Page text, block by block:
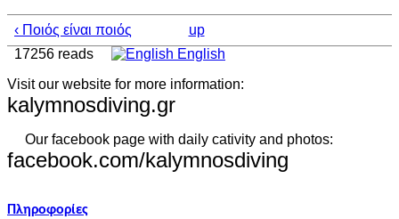
‹ Ποιός είναι ποιός
up
17256 reads
English
Visit our website for more information:
kalymnosdiving.gr
Our facebook page with daily cativity and photos:
facebook.com/kalymnosdiving
Πληροφορίες